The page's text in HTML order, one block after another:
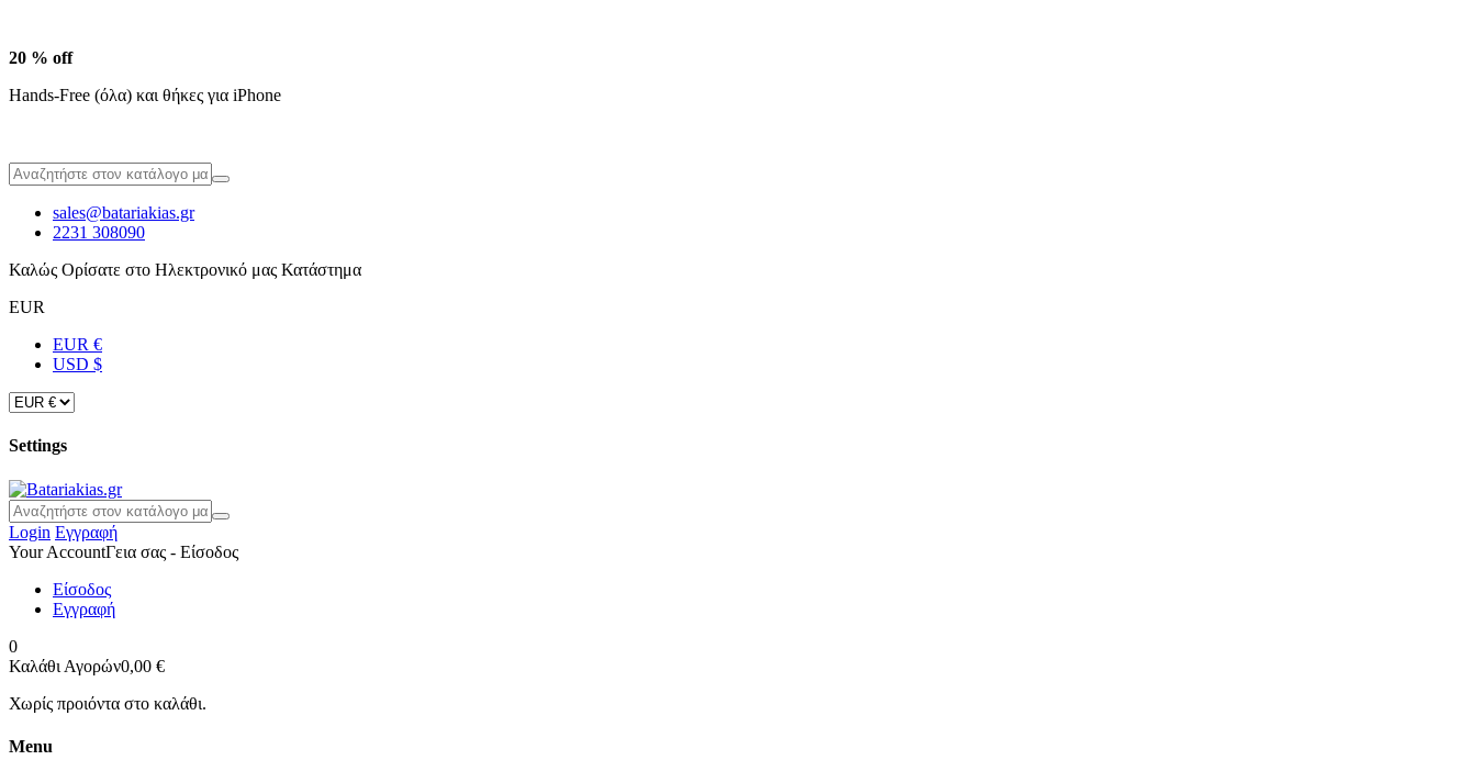
20 % off
Hands-Free (όλα) και θήκες για iPhone
sales@batariakias.gr
2231 308090
Καλώς Ορίσατε στο Ηλεκτρονικό μας Κατάστημα
EUR
EUR €
USD $
Settings
Login Εγγραφή
Your AccountΓεια σας - Είσοδος
Είσοδος
Εγγραφή
0
Καλάθι Αγορών0,00 €
Χωρίς προιόντα στο καλάθι.
Menu